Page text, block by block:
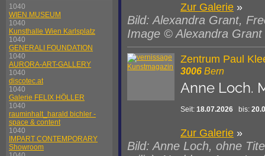
1040
WIEN MUSEUM
1040
Kunsthalle Wien Karlsplatz
1040
GENERALI FOUNDATION
1040
AURORA-ART-GALLERY
1040
discotec.at
1040
Galerie FELIX HÖLLER
1040
rauminhalt_harald bichler -
space & content
1040
IMPART CONTEMPORARY
Showroom
Zur Galerie »
Bild: Alexandra Grant,
Image © Alexandra
Zentrum Paul
3006 Bern
Anne Loch.
Seit: 18.07.2026 bis:
Zur Galerie »
Bild: Anne Loch, ohne